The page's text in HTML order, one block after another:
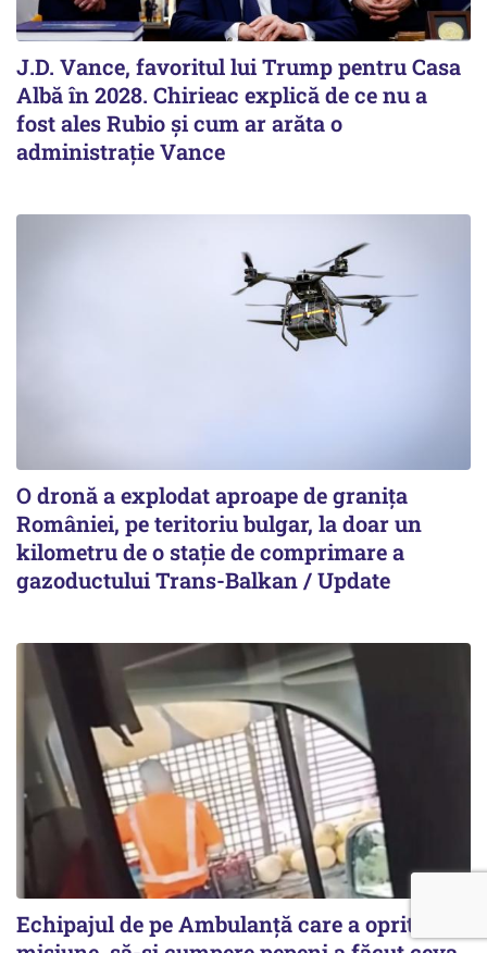
J.D. Vance, favoritul lui Trump pentru Casa
Albă în 2028. Chirieac explică de ce nu a
fost ales Rubio și cum ar arăta o
administrație Vance
O dronă a explodat aproape de granița
României, pe teritoriu bulgar, la doar un
kilometru de o stație de comprimare a
gazoductului Trans-Balkan / Update
Echipajul de pe Ambulanță care a oprit, în